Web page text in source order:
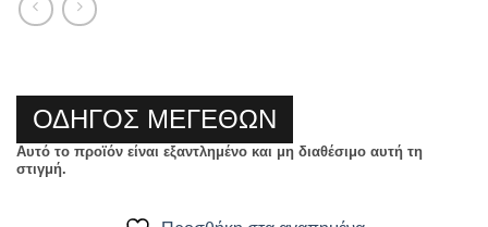
ΟΔΗΓΟΣ ΜΕΓΕΘΩΝ
Αυτό το προϊόν είναι εξαντλημένο και μη διαθέσιμο αυτή τη
στιγμή.